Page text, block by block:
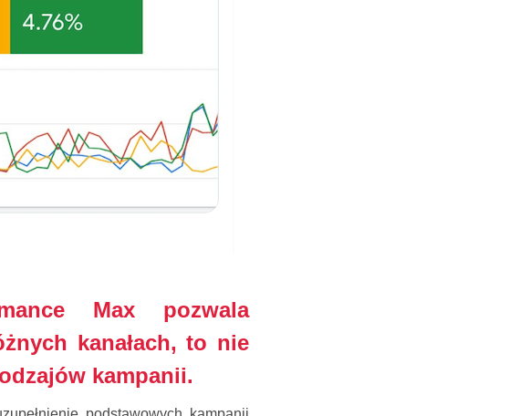
Max pozwala
kanałach, to nie
kampanii.